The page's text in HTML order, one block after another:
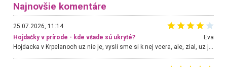
Najnovšie komentáre
25.07.2026, 11:14
Hojdačky v prírode - kde všade sú ukryté?
Eva
Hojdacka v Krpelanoch uz nie je, vysli sme si k nej vcera, ale, zial, uz je znicena. Ak sem planujete cestu len kvoli hojdacke, mozete si ju usetrit. Krasny vyhlad je tu vsak aj bez hojdacky :-)